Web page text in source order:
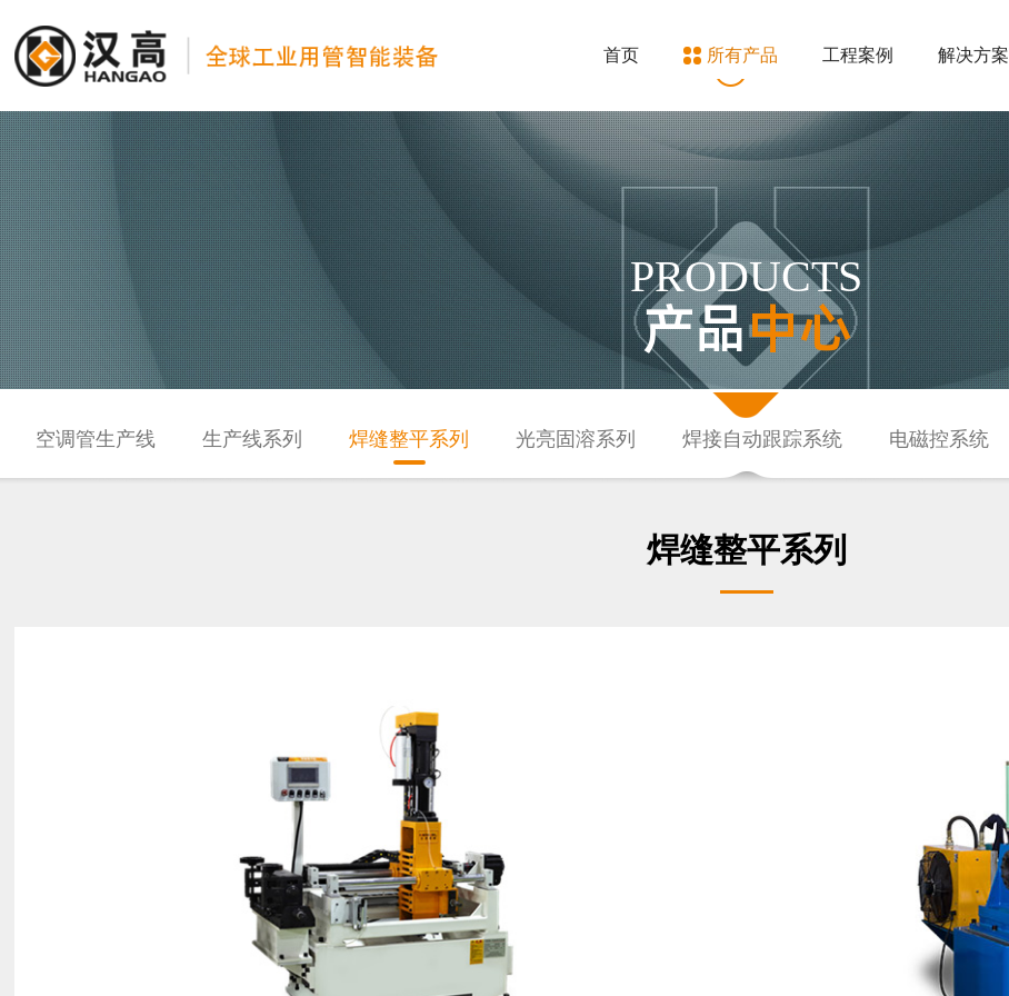
首页 所有产品 工程案例 解决方案
PRODUCTS
产品中心
空调管生产线 生产线系列 焊缝整平系列 光亮固溶系列 焊接自动跟踪系统 电磁控系统
焊缝整平系列